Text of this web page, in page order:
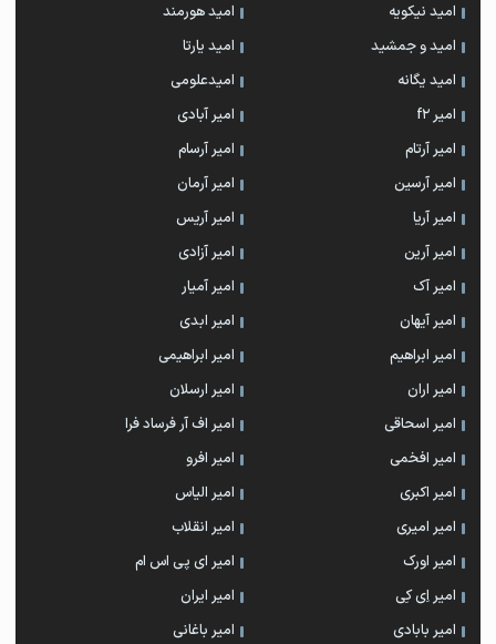
امید نیکویه
امید هورمند
امید و جمشید
امید یارتا
امید یگانه
امیدعلومی
امیر f2
امیر آبادی
امیر آرتام
امیر آرسام
امیر آرسین
امیر آرمان
امیر آریا
امیر آریس
امیر آرین
امیر آزادی
امیر آک
امیر آمیار
امیر آیهان
امیر ابدی
امیر ابراهیم
امیر ابراهیمی
امیر اران
امیر ارسلان
امیر اسحاقی
امیر اف آر فرساد فرا
امیر افخمی
امیر افرو
امیر اکبری
امیر الیاس
امیر امیری
امیر انقلاب
امیر اورک
امیر ای پی اس ام
امیر اِی کِی
امیر ایران
امیر بابادی
امیر باغانی